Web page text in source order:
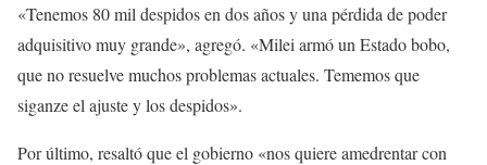
«Tenemos 80 mil despidos en dos años y una pérdida de poder
adquisitivo muy grande», agregó. «Milei armó un Estado bobo,
que no resuelve muchos problemas actuales. Tememos que
siganze el ajuste y los despidos».
Por último, resaltó que el gobierno «nos quiere amedrentar con